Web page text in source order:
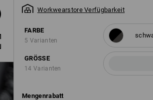
Workwearstore Verfügbarkeit
FARBE
5 Varianten
GRÖSSE
14 Varianten
Mengenrabatt